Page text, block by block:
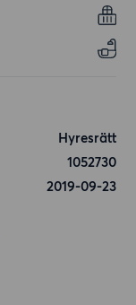
Hyresrätt
1052730
2019-09-23